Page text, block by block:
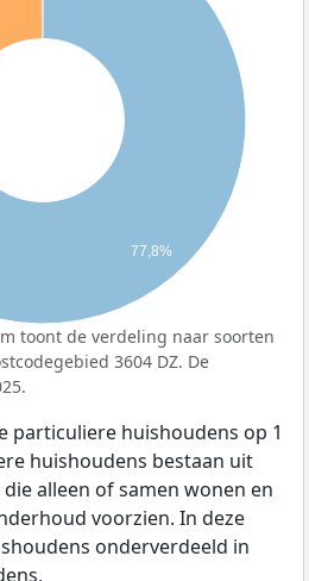
77,8%
toont de verdeling naar soorten
3604 DZ. De
particuliere huishoudens op 1
huishoudens bestaan uit
alleen of samen wonen en
voorzien. In deze
onderverdeeld in